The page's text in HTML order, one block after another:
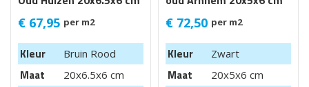
Getrommeld
€ 67,95 per m2
Kleur Bruin Rood
Maat 20x6.5x6 cm
€ 72,50 per m2
Kleur Zwart
Maat 20x5x6 cm